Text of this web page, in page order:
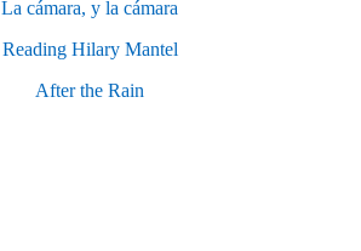
La cámara, y la cámara
Reading Hilary Mantel
After the Rain